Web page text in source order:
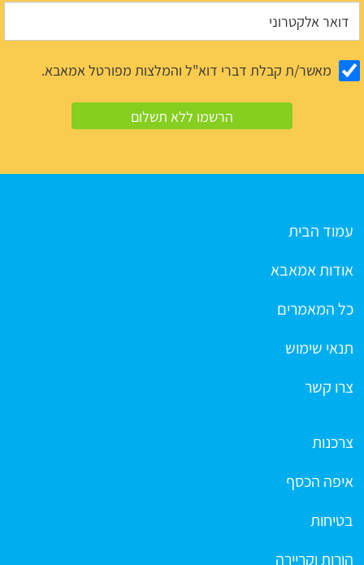
מאשר/ת קבלת דברי דוא"ל והמלצות מפורטל אמאבא.
עמוד הבית
אודות אמאבא
כל המאמרים
תנאי שימוש
צרו קשר
צרכנות
איפה הכסף
בטיחות
הורות וקריירה